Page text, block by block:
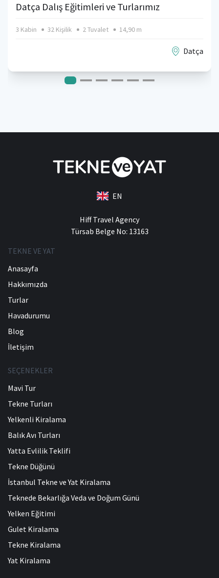
Datça Dalış Eğitimleri ve Turlarımız
3 Kabin 32 Kişilik 2 Tuvalet 14,90 m
Datça
EN
Hiff Travel Agency
Türsab Belge No: 13163
TEKNE VE YAT
Anasayfa
Hakkımızda
Turlar
Havadurumu
Blog
İletişim
SEÇENEKLER
Mavi Tur
Tekne Turları
Yelkenli Kiralama
Balık Avı Turları
Yatta Evlilik Teklifi
Tekne Düğünü
İstanbul Tekne ve Yat Kiralama
Teknede Bekarlığa Veda ve Doğum Günü
Yelken Eğitimi
Gulet Kiralama
Tekne Kiralama
Yat Kiralama